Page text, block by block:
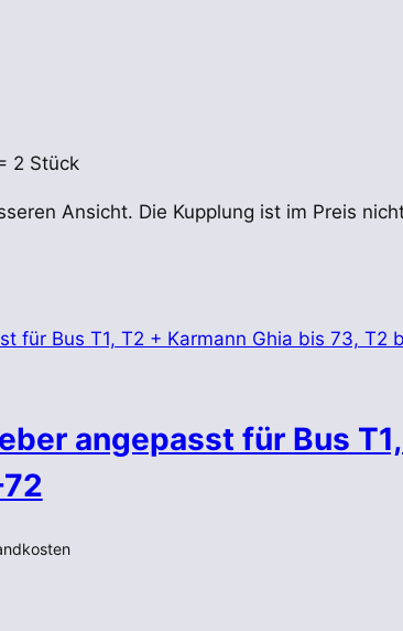
2 Stück
Ansicht. Die Kupplung ist im Preis
angepasst für Bus